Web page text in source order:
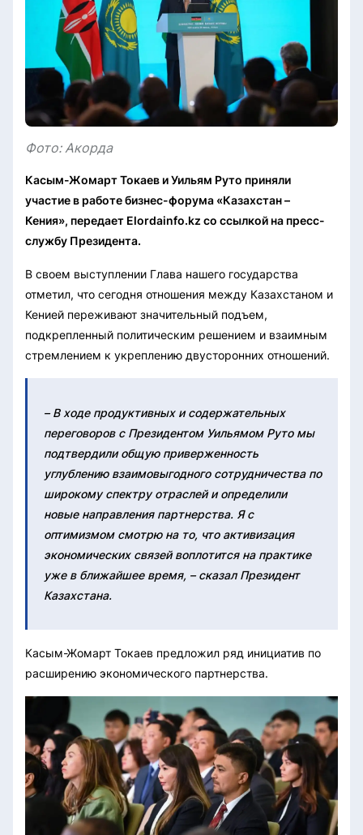
Фото: Акорда
Касым-Жомарт Токаев и Уильям Руто приняли
участие в работе бизнес-форума «Казахстан –
Кения», передает Elordainfo.kz со ссылкой на пресс-
службу Президента.
В своем выступлении Глава нашего государства
отметил, что сегодня отношения между Казахстаном и
Кенией переживают значительный подъем,
подкрепленный политическим решением и взаимным
стремлением к укреплению двусторонних отношений.
– В ходе продуктивных и содержательных
переговоров с Президентом Уильямом Руто мы
подтвердили общую приверженность
углублению взаимовыгодного сотрудничества по
широкому спектру отраслей и определили
новые направления партнерства. Я с
оптимизмом смотрю на то, что активизация
экономических связей воплотится на практике
уже в ближайшее время, – сказал Президент
Казахстана.
Касым-Жомарт Токаев предложил ряд инициатив по
расширению экономического партнерства.